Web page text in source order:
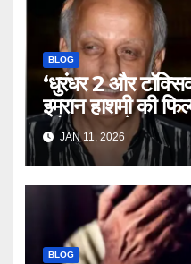
BLOG
‘धुरंधर 2 और
इमरान हाशमी की
प्रोड्यूसर मुकेश
Bhatt on
Awarapan 2
date tmovg
JAN 11, 2026
BLOG